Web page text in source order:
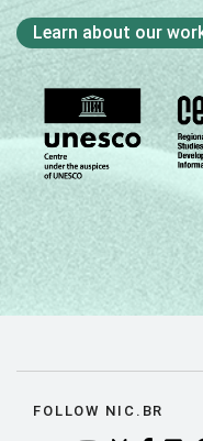
Learn about our
FOLLOW NIC.BR